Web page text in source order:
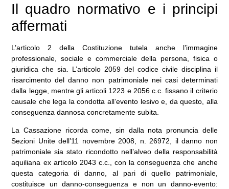
Il quadro normativo e i principi
affermati
L’articolo 2 della Costituzione tutela anche l’immagine
professionale, sociale e commerciale della persona, fisica o
giuridica che sia. L’articolo 2059 del codice civile disciplina il
risarcimento del danno non patrimoniale nei casi determinati
dalla legge, mentre gli articoli 1223 e 2056 c.c. fissano il criterio
causale che lega la condotta all’evento lesivo e, da questo, alla
conseguenza dannosa concretamente subita.
La Cassazione ricorda come, sin dalla nota pronuncia delle
Sezioni Unite dell’11 novembre 2008, n. 26972, il danno non
patrimoniale sia stato ricondotto nell’alveo della responsabilità
aquiliana ex articolo 2043 c.c., con la conseguenza che anche
questa categoria di danno, al pari di quello patrimoniale,
costituisce un danno-conseguenza e non un danno-evento: